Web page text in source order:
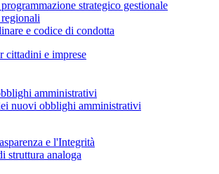
strategico gestionale
e codice di condotta
cittadini e imprese
amministrativi
nuovi obblighi amministrativi
e l'Integrità
struttura analoga